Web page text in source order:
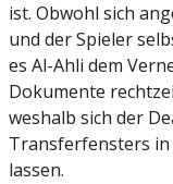
ist. Obwohl sich
und der Spieler
es Al-Ahli dem
Dokumente
weshalb sich der
Transferfensters in
lassen.